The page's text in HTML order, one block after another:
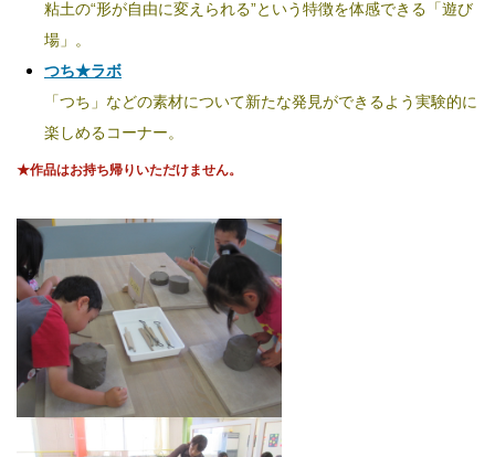
粘土の“形が自由に変えられる”という特徴を体感できる「遊び
場」。
つち★ラボ
「つち」などの素材について新たな発見ができるよう実験的に
楽しめるコーナー。
★作品はお持ち帰りいただけません。